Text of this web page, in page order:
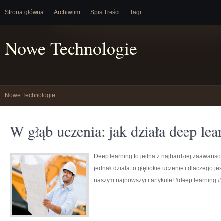
Strona główna Archiwum Spis Treści Tagi
Nowe Technologie
Nowe Technologie
W głąb uczenia: jak działa deep
Deep learning to jedna z najbardziej
jednak działa to głębokie uczenie i dlaczego
naszym najnowszym artykule! #deep learning